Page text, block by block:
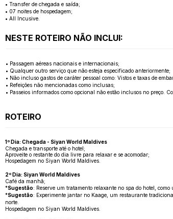
• Transfer de chegada e saída;
• 07 noites de hospedagem;
• All Incusive.
NESTE ROTEIRO NÃO INCLUI:
• Passagem aéreas nacionais e internacionais;
• Qualquer outro serviço que não esteja especificado anteriormente;
• Não incluso gastos de caráter pessoal como: Vistos e taxas de
• Refeições não mencionadas como inclusas;
• Passeios informados como opcional não estão inclusos no preço.
ROTEIRO
1º Dia: Chegada - Siyan World Maldives
Chegada e transporte até o hotel;
Aproveite o restante do dia livre para relaxar e se acomodar;
Hospedagem no Siyan World Maldives.
2º Dia: Siyan World Maldives
Café da manhã;
*Sugestão: Reserve um tratamento relaxante no spa do hotel, como
*Sugestão: Experimente jantar no Kaage, um restaurante
norte.
Hospedagem no Siyan World Maldives.